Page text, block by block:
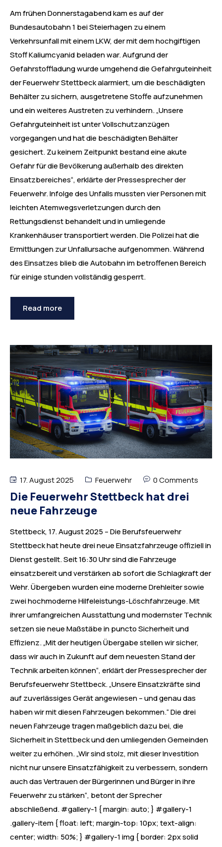
Am frühen Donnerstagabend kam es auf der
Bundesautobahn 1 bei Steierhagen zu einem
Verkehrsunfall mit einem LKW, der mit dem hochgiftigen
Stoff Kaliumcyanid beladen war. Aufgrund der
Gefahrstoffladung wurde umgehend die Gefahrguteinheit
der Feuerwehr Stettbeck alarmiert, um die beschädigten
Behälter zu sichern, ausgetretene Stoffe aufzunehmen
und ein weiteres Austreten zu verhindern. „Unsere
Gefahrguteinheit ist unter Vollschutzanzügen
vorgegangen und hat die beschädigten Behälter
gesichert. Zu keinem Zeitpunkt bestand eine akute
Gefahr für die Bevölkerung außerhalb des direkten
Einsatzbereiches“, erklärte der Pressesprecher der
Feuerwehr. Infolge des Unfalls mussten vier Personen mit
leichten Atemwegsverletzungen durch den
Rettungsdienst behandelt und in umliegende
Krankenhäuser transportiert werden. Die Polizei hat die
Ermittlungen zur Unfallursache aufgenommen. Während
des Einsatzes blieb die Autobahn im betroffenen Bereich
für einige stunden vollständig gesperrt.
Read more
17. August 2025 Feuerwehr 0 Comments
Die Feuerwehr Stettbeck hat drei
neue Fahrzeuge
Stettbeck, 17. August 2025 – Die Berufsfeuerwehr
Stettbeck hat heute drei neue Einsatzfahrzeuge offiziell in
Dienst gestellt. Seit 16:30 Uhr sind die Fahrzeuge
einsatzbereit und verstärken ab sofort die Schlagkraft der
Wehr. Übergeben wurden eine moderne Drehleiter sowie
zwei hochmoderne Hilfeleistungs-Löschfahrzeuge. Mit
ihrer umfangreichen Ausstattung und modernster Technik
setzen sie neue Maßstäbe in puncto Sicherheit und
Effizienz. „Mit der heutigen Übergabe stellen wir sicher,
dass wir auch in Zukunft auf dem neuesten Stand der
Technik arbeiten können“, erklärt der Pressesprecher der
Berufsfeuerwehr Stettbeck. „Unsere Einsatzkräfte sind
auf zuverlässiges Gerät angewiesen – und genau das
haben wir mit diesen Fahrzeugen bekommen.“ Die drei
neuen Fahrzeuge tragen maßgeblich dazu bei, die
Sicherheit in Stettbeck und den umliegenden Gemeinden
weiter zu erhöhen. „Wir sind stolz, mit dieser Investition
nicht nur unsere Einsatzfähigkeit zu verbessern, sondern
auch das Vertrauen der Bürgerinnen und Bürger in ihre
Feuerwehr zu stärken“, betont der Sprecher
abschließend. #gallery-1 { margin: auto; } #gallery-1
.gallery-item { float: left; margin-top: 10px; text-align:
center; width: 50%; } #gallery-1 img { border: 2px solid